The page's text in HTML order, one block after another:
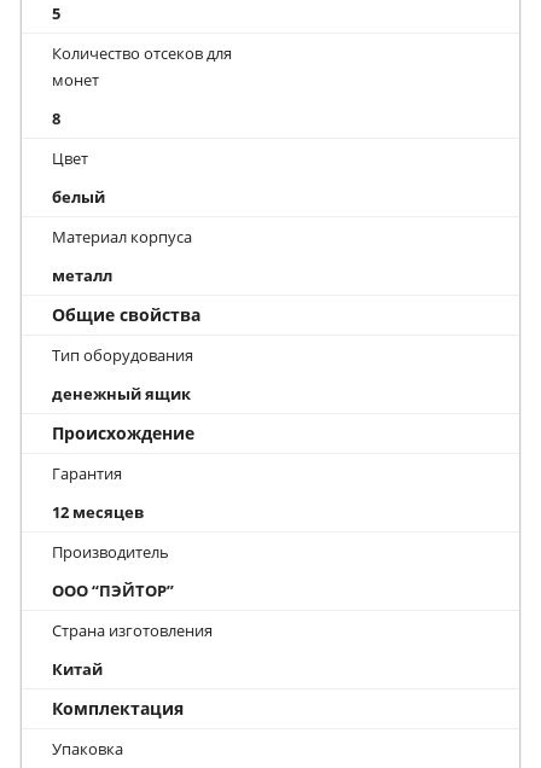
5
Количество отсеков для
монет
8
Цвет
белый
Материал корпуса
металл
Общие свойства
Тип оборудования
денежный ящик
Происхождение
Гарантия
12 месяцев
Производитель
ООО “ПЭЙТОР”
Страна изготовления
Китай
Комплектация
Упаковка